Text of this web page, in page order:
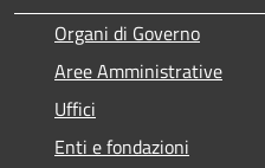
Organi di Governo
Aree Amministrative
Uffici
Enti e fondazioni